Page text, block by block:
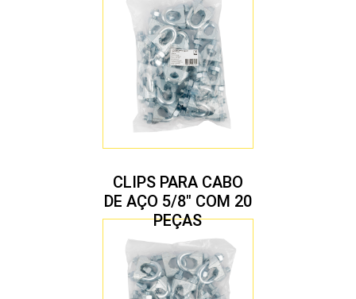
CLIPS PARA CABO
DE AÇO 5/8″ COM 20
PEÇAS